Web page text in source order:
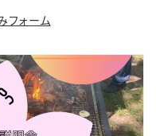
フォーム